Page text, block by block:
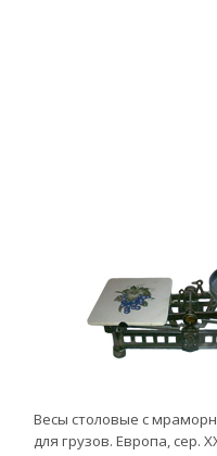
Весы столовые с
для грузов. Европа, сер.